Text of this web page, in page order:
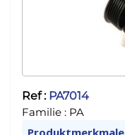
Ref : PA7014
Familie : PA
Produktmerkmale